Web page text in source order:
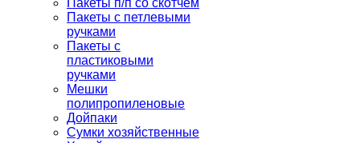
Пакеты п/п со скотчем
Пакеты с петлевыми
ручками
Пакеты с
пластиковыми
ручками
Мешки
полипропиленовые
Дойпаки
Сумки хозяйственные